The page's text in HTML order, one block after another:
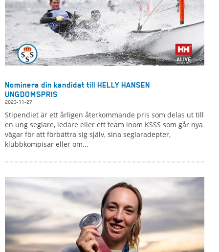
Nominera din kandidat till HELLY HANSEN
UNGDOMSPRIS
2023-11-27
Stipendiet är ett årligen återkommande pris som delas ut till
en ung seglare, ledare eller ett team inom KSSS som går nya
vägar för att förbättra sig själv, sina seglaradepter,
klubbkompisar eller om...